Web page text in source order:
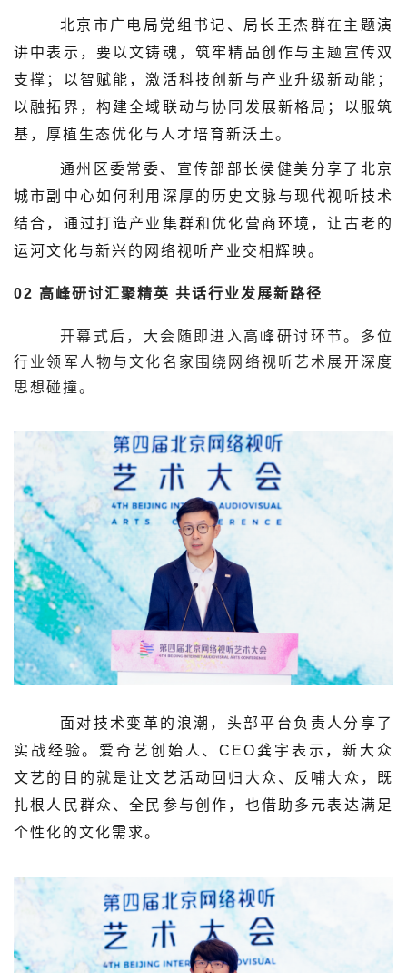
北京市广电局党组书记、局长王杰群在主题演
讲中表示，要以文铸魂，筑牢精品创作与主题宣传双
支撑；以智赋能，激活科技创新与产业升级新动能；
以融拓界，构建全域联动与协同发展新格局；以服筑
基，厚植生态优化与人才培育新沃土。
通州区委常委、宣传部部长侯健美分享了北京
城市副中心如何利用深厚的历史文脉与现代视听技术
结合，通过打造产业集群和优化营商环境，让古老的
运河文化与新兴的网络视听产业交相辉映。
02 高峰研讨汇聚精英 共话行业发展新路径
开幕式后，大会随即进入高峰研讨环节。多位
行业领军人物与文化名家围绕网络视听艺术展开深度
思想碰撞。
面对技术变革的浪潮，头部平台负责人分享了
实战经验。爱奇艺创始人、CEO龚宇表示，新大众
文艺的目的就是让文艺活动回归大众、反哺大众，既
扎根人民群众、全民参与创作，也借助多元表达满足
个性化的文化需求。